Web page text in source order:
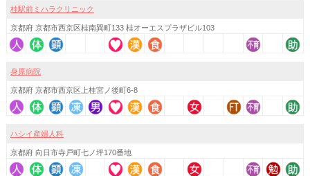
桂駅前ミハラクリニック
京都府 京都市西京区桂南巽町133 桂オーエスプラザビル103
身原病院
京都府 京都市西京区上桂宮ノ後町6-8
ハシイ産婦人科
京都府 向日市寺戸町七ノ坪170番地